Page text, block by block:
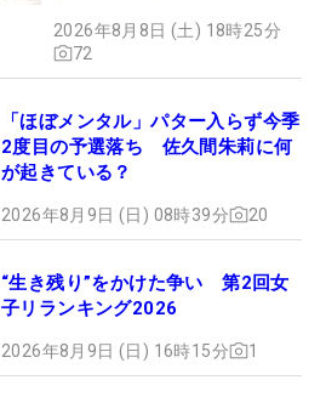
2026年8月8日 (土) 18時25分
72
「ほぼメンタル」パター入らず今季
2度目の予選落ち 佐久間朱莉に何
が起きている？
2026年8月9日 (日) 08時39分 20
“生き残り”をかけた争い 第2回女
子リランキング2026
2026年8月9日 (日) 16時15分 1